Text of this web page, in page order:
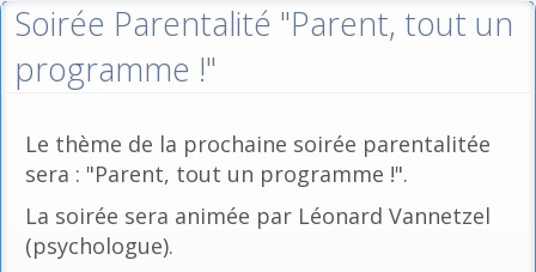
Soirée Parentalité "Parent, tout un
programme !"
Le thème de la prochaine soirée parentalitée
sera : "Parent, tout un programme !".
La soirée sera animée par Léonard Vannetzel
(psychologue).